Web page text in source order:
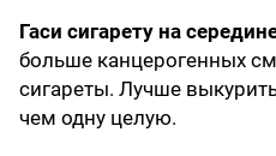
Гаси сигарету на
больше канцерогенных
сигареты. Лучше
чем одну целую.